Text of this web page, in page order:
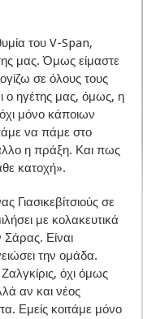
του V-Span,
μας. Όμως είμαστε
σε όλους τους
ο ηγέτης μας, όμως, η
μόνο κάποιων
να πάμε στο
η πράξη. Και πως
κατοχή».
Γιασικεβίτσιούς σε
με κολακευτικά
Σάρας. Είναι
την ομάδα.
όχι όμως
αν και νέος
Εμείς κοιτάμε μόνο